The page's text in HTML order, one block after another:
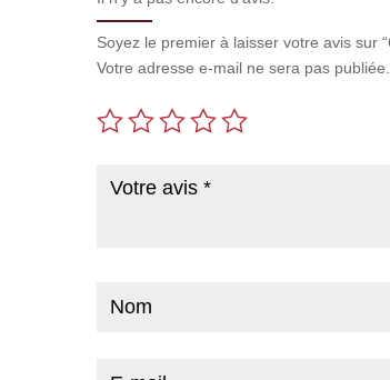
Soyez le premier à laisser votre avis sur
Votre adresse e-mail ne sera pas publiée.